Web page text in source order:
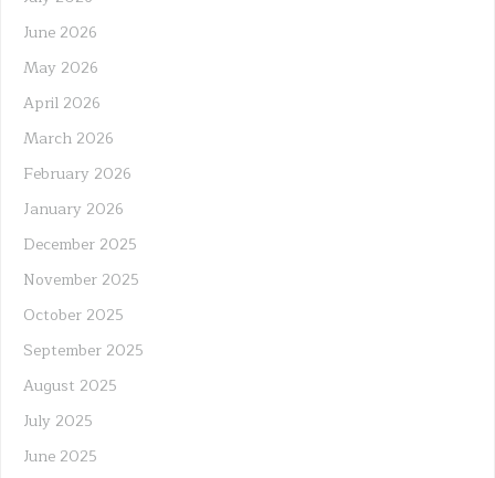
June 2026
May 2026
April 2026
March 2026
February 2026
January 2026
December 2025
November 2025
October 2025
September 2025
August 2025
July 2025
June 2025